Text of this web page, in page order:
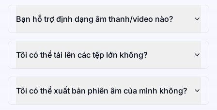
Bạn hỗ trợ định dạng âm thanh/video nào?
Tôi có thể tải lên các tệp lớn không?
Tôi có thể xuất bản phiên âm của mình không?